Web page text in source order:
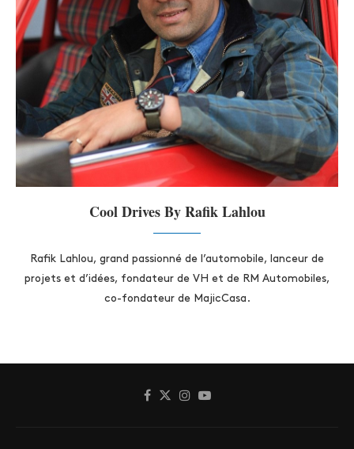
Cool Drives By Rafik Lahlou
Rafik Lahlou, grand passionné de l’automobile, lanceur de
projets et d’idées, fondateur de VH et de RM Automobiles,
co-fondateur de MajicCasa.